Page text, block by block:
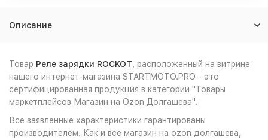
Описание
Товар Реле зарядки ROCKOT , расположенный на витрине
нашего интернет-магазина STARTMOTO.PRO - это
сертифицированная продукция в категории "Товары
маркетплейсов Магазин на Ozon Долгашева".
Все заявленные характеристики гарантированы
производителем. Как и все магазин на ozon долгашева,